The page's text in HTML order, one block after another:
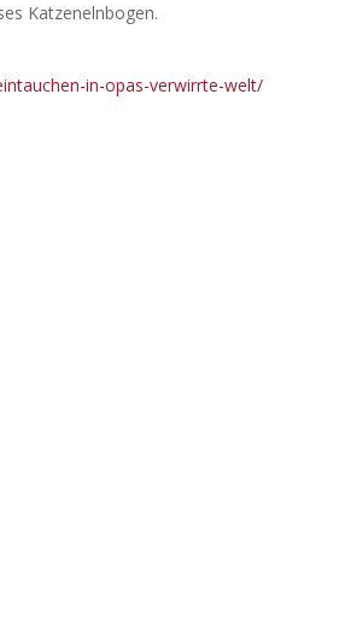
Katzenelnbogen.
in-opas-verwirrte-welt/